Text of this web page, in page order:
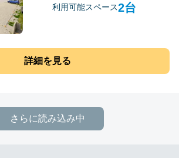
利用可能スペース2台
詳細を見る
さらに読み込み中